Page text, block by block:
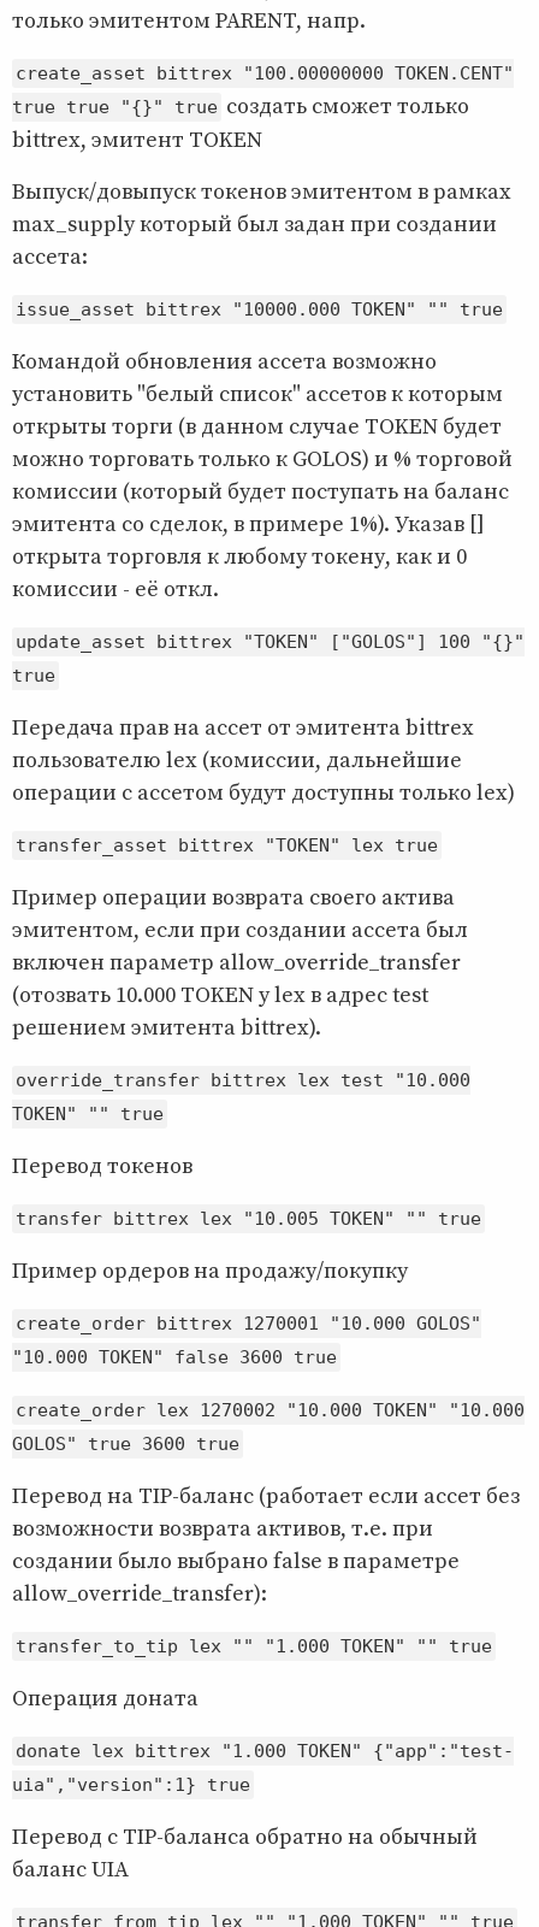
только эмитентом PARENT, напр.
create_asset bittrex "100.00000000 TOKEN.CENT"
true true "{}" true создать сможет только
bittrex, эмитент TOKEN
Выпуск/довыпуск токенов эмитентом в рамках
max_supply который был задан при создании
ассета:
issue_asset bittrex "10000.000 TOKEN" "" true
Командой обновления ассета возможно
установить "белый список" ассетов к которым
открыты торги (в данном случае TOKEN будет
можно торговать только к GOLOS) и % торговой
комиссии (который будет поступать на баланс
эмитента со сделок, в примере 1%). Указав []
открыта торговля к любому токену, как и 0
комиссии - её откл.
update_asset bittrex "TOKEN" ["GOLOS"] 100 "{}"
true
Передача прав на ассет от эмитента bittrex
пользователю lex (комиссии, дальнейшие
операции с ассетом будут доступны только lex)
transfer_asset bittrex "TOKEN" lex true
Пример операции возврата своего актива
эмитентом, если при создании ассета был
включен параметр allow_override_transfer
(отозвать 10.000 TOKEN у lex в адрес test
решением эмитента bittrex).
override_transfer bittrex lex test "10.000
TOKEN" "" true
Перевод токенов
transfer bittrex lex "10.005 TOKEN" "" true
Пример ордеров на продажу/покупку
create_order bittrex 1270001 "10.000 GOLOS"
"10.000 TOKEN" false 3600 true
create_order lex 1270002 "10.000 TOKEN" "10.000
GOLOS" true 3600 true
Перевод на TIP-баланс (работает если ассет без
возможности возврата активов, т.е. при
создании было выбрано false в параметре
allow_override_transfer):
transfer_to_tip lex "" "1.000 TOKEN" "" true
Операция доната
donate lex bittrex "1.000 TOKEN" {"app":"test-
uia","version":1} true
Перевод с TIP-баланса обратно на обычный
баланс UIA
transfer_from_tip lex "" "1.000 TOKEN" "" true